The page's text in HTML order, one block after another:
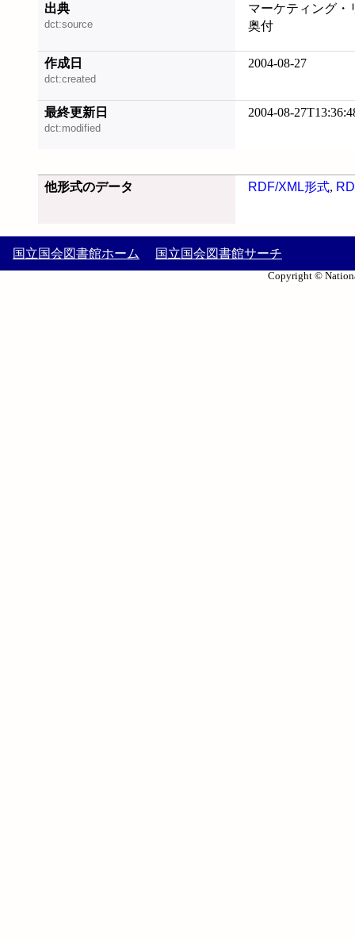
出典
dct:source
マーケティング・
奥付
作成日
dct:created
2004-08-27
最終更新日
dct:modified
2004-08-
他形式のデータ RDF/XML形式,
国立国会図書館ホーム 国立国会図書館サーチ
Copyright ©